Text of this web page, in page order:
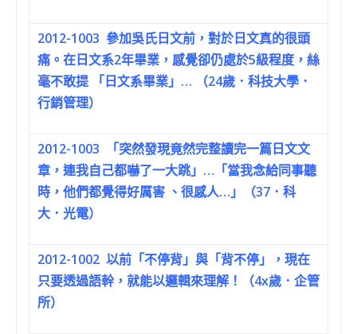
2012-1003 參加吳氏日文前，對於日文真的很頭
痛。在日文系2年畢業，感覺卻仍處於5級程度，絲
毫不敢提 「日文系畢業」… （24歲．科技大學．
行銷管理）
2012-1003
「突然發現竟然完整讀完一篇日文文
章，連我自己都嚇了一大跳」…「當我念給同事聽
時，他們都覺得好厲害 、很感人…」（37．科
大．光電）
2012-1002 以前「不停背」與「背不停」，現在
只要透過語幹，就能以邏輯來理解！（4x歲．企管
所）